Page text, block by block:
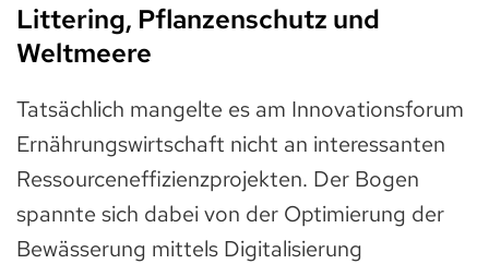
Littering, Pflanzenschutz und
Weltmeere
Tatsächlich mangelte es am Innovationsforum
Ernährungswirtschaft nicht an interessanten
Ressourceneffizienzprojekten. Der Bogen
spannte sich dabei von der Optimierung der
Bewässerung mittels Digitalisierung